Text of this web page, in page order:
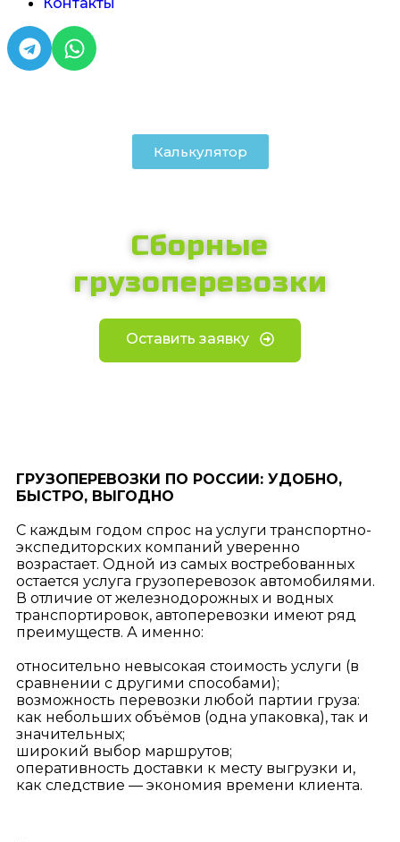
Калькулятор
Сборные
грузоперевозки
Оставить заявку
ГРУЗОПЕРЕВОЗКИ ПО РОССИИ: УДОБНО,
БЫСТРО, ВЫГОДНО
С каждым годом спрос на услуги транспортно-
экспедиторских компаний уверенно
возрастает. Одной из самых востребованных
остается услуга грузоперевозок автомобилями.
В отличие от железнодорожных и водных
транспортировок, автоперевозки имеют ряд
преимуществ. А именно:
относительно невысокая стоимость услуги (в
сравнении с другими способами);
возможность перевозки любой партии груза:
как небольших объёмов (одна упаковка), так и
значительных;
широкий выбор маршрутов;
оперативность доставки к месту выгрузки и,
как следствие — экономия времени клиента.